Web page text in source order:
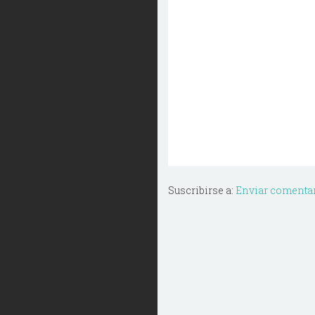
Suscribirse a: Enviar